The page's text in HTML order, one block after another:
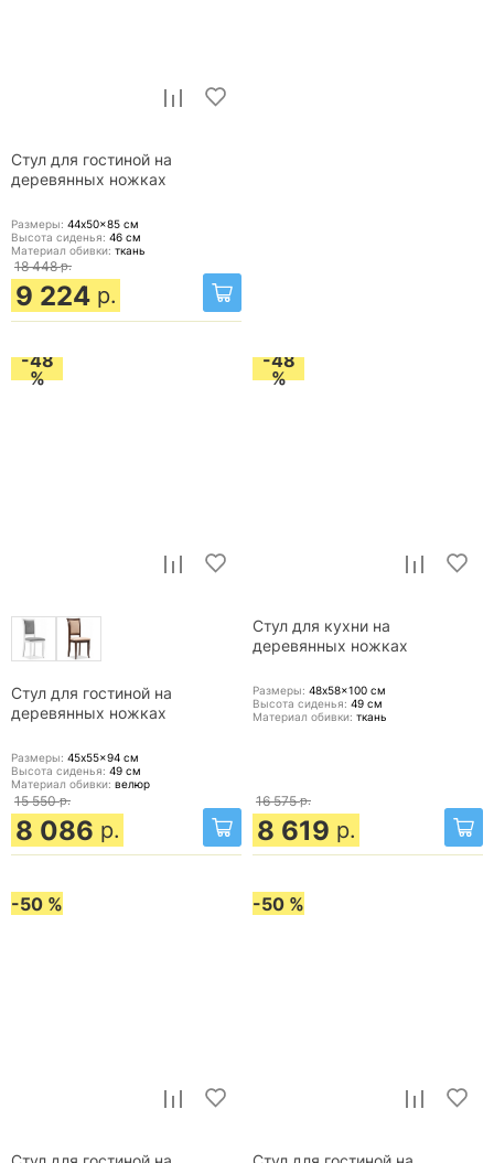
Стул для гостиной на
деревянных ножках
Размеры: 44x50x85 см
Высота сиденья: 46 см
Материал обивки: ткань
18 448 р.
9 224 р.
-48
%
Стул для гостиной на
деревянных ножках
Размеры: 45x55x94 см
Высота сиденья: 49 см
Материал обивки: велюр
15 550 р.
8 086 р.
-48
%
Стул для кухни на
деревянных ножках
Размеры: 48x58x100 см
Высота сиденья: 49 см
Материал обивки: ткань
16 575 р.
8 619 р.
-50 % -50 %